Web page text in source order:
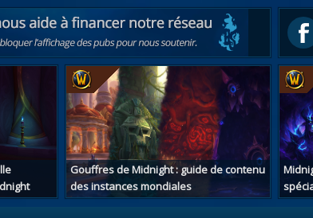
Gouffres de Midnight : guide de contenu
des instances mondiales